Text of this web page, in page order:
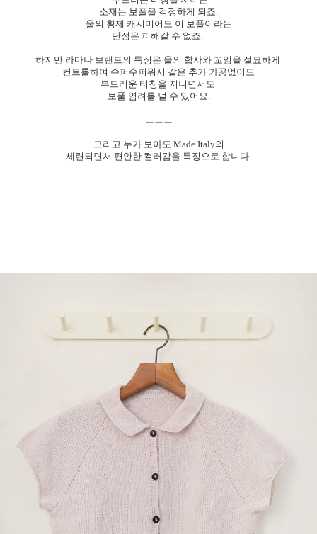
소재는 보풀을 걱정하게 되죠.
울의 황제 캐시미어도 이 보풀이라는
단점은 피해갈 수 없죠.
하지만 라마나 브랜드의 특징은 울의 합사와 꼬임을 절묘하게
컨트롤하여 수퍼수퍼워시 같은 추가 가공없이도
부드러운 터칭을 지니면서도
보풀 염려를 덜 수 있어요.
ㅡㅡㅡ
그리고 누가 보아도 Made Italy의
세련되면서 편안한 컬러감을 특징으로 합니다.